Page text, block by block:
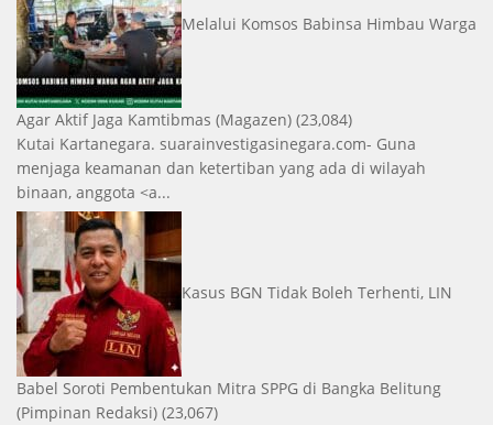
Melalui Komsos Babinsa Himbau Warga
Agar Aktif Jaga Kamtibmas (Magazen) (23,084)
Kutai Kartanegara. suarainvestigasinegara.com- Guna
menjaga keamanan dan ketertiban yang ada di wilayah
binaan, anggota <a...
Kasus BGN Tidak Boleh Terhenti, LIN
Babel Soroti Pembentukan Mitra SPPG di Bangka Belitung
(Pimpinan Redaksi) (23,067)